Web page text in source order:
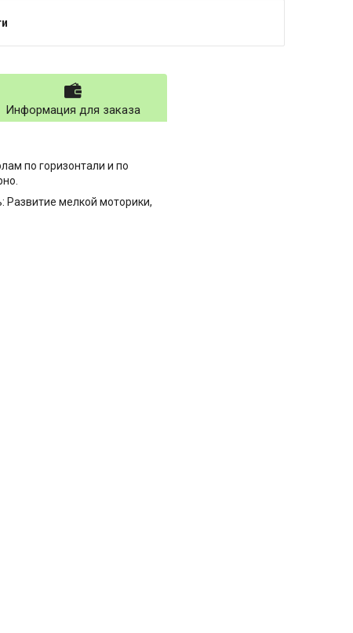
Информация для заказа
по горизонтали и по
Развитие мелкой моторики,